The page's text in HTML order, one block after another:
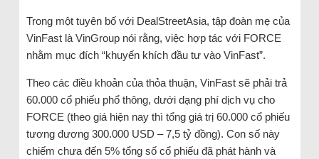
Trong một tuyên bố với DealStreetAsia, tập đoàn mẹ của
VinFast là VinGroup nói rằng, việc hợp tác với FORCE
nhằm mục đích “khuyến khích đầu tư vào VinFast”.
Theo các điều khoản của thỏa thuận, VinFast sẽ phải trả
60.000 cổ phiếu phổ thông, dưới dạng phí dịch vụ cho
FORCE (theo giá hiện nay thì tổng giá trị 60.000 cổ phiếu
tương đương 300.000 USD – 7,5 tỷ đồng). Con số này
chiếm chưa đến 5% tổng số cổ phiếu đã phát hành và